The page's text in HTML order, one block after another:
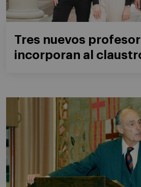
Tres nuevos
incorporan al